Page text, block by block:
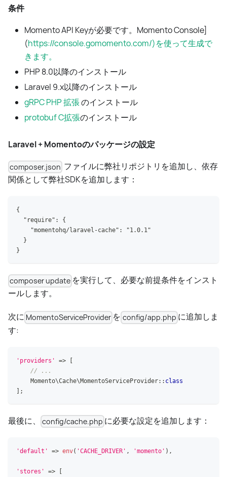
条件
Momento API Keyが必要です。Momento Console]
(https://console.gomomento.com/)を使って生成で
きます。
PHP 8.0以降のインストール
Laravel 9.x以降のインストール
gRPC PHP 拡張のインストール
protobuf C拡張のインストール
Laravel + Momentoのパッケージの設定
composer.json ファイルに弊社リポジトリを追加し、依存
関係として弊社SDKを追加します：
{
  "require": {
    "momentohq/laravel-cache": "1.0.1"
  }
}
composer update を実行して、必要な前提条件をインスト
ールします。
次に MomentoServiceProvider を config/app.phpに追加しま
す:
'providers' =>
[
// ...
Momento\Cache\MomentoServiceProvider:: class
] ;
最後に、 config/cache.php に必要な設定を追加します：
'default' => env( 'CACHE_DRIVER' , 'momento' ) ,
'stores' =>
[